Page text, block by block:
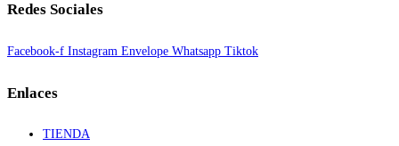
Redes Sociales
Facebook-f Instagram Envelope Whatsapp Tiktok
Enlaces
TIENDA